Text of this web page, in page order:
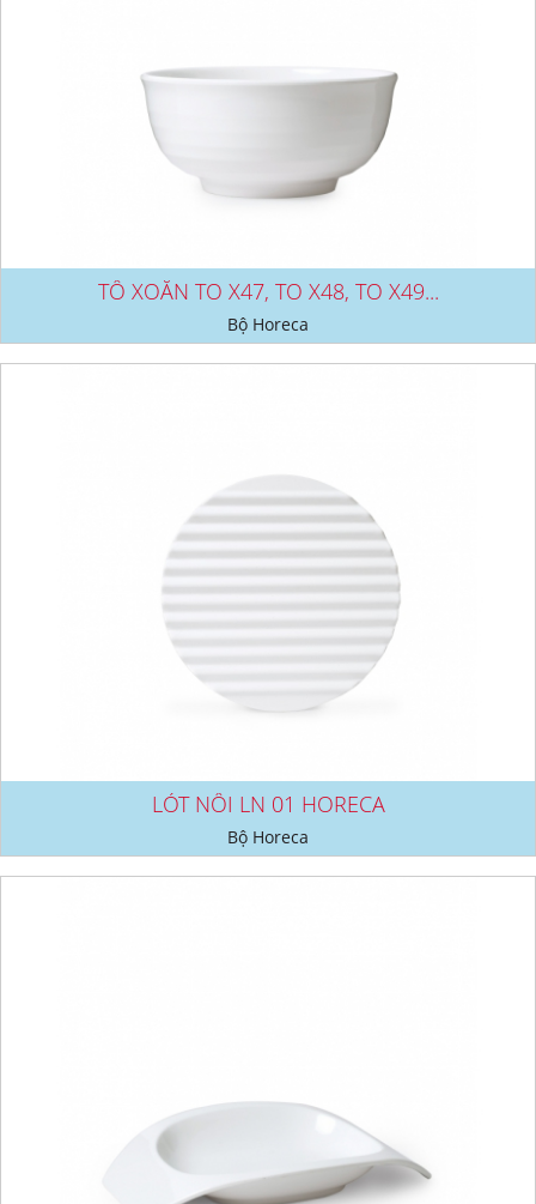
TÔ XOĂN TO X47, TO X48, TO X49...
Bộ Horeca
LÓT NỒI LN 01 HORECA
Bộ Horeca